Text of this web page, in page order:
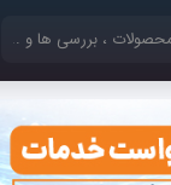
کنید